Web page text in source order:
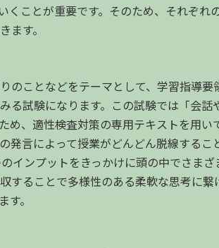
くことが重要です。そのため、それぞ
ます。
のことなどをテーマとして、学習指導
る試験になります。この試験では「会
め、適性検査対策の専用テキストを用
発言によって授業がどんどん脱線する
インプットをきっかけに頭の中でさま
することで多様性のある柔軟な思考に
す。